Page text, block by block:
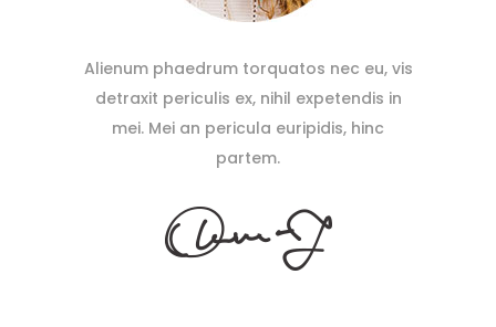
Alienum phaedrum torquatos nec eu, vis
detraxit periculis ex, nihil expetendis in
mei. Mei an pericula euripidis, hinc
partem.